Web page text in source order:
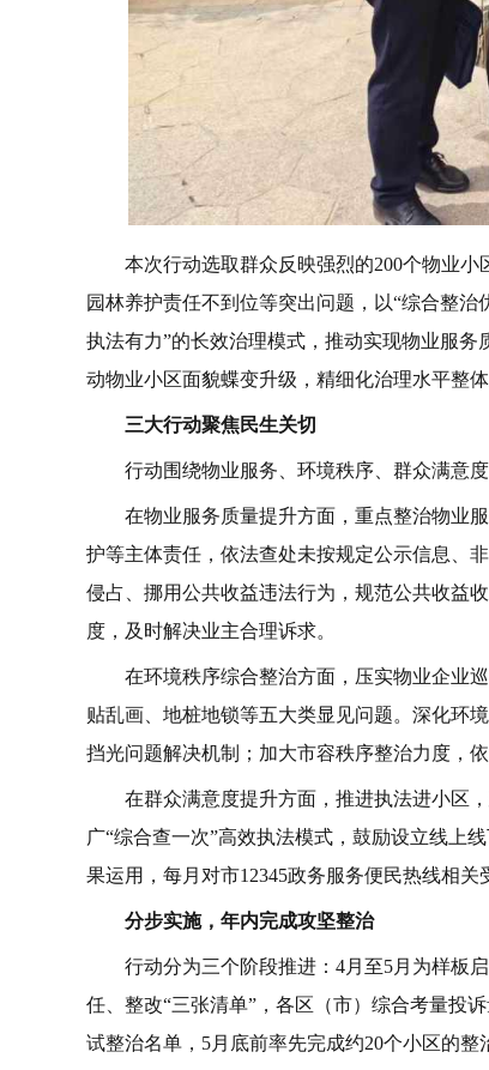
本次行动选取群众反映强烈的200个物业
园林养护责任不到位等突出问题，以“综合整治
执法有力”的长效治理模式，推动实现物业服
动物业小区面貌蝶变升级，精细化治理水平整体
三大行动聚焦民生关切
行动围绕物业服务、环境秩序、群众满意
在物业服务质量提升方面，重点整治物业
护等主体责任，依法查处未按规定公示信息、
侵占、挪用公共收益违法行为，规范公共收益
度，及时解决业主合理诉求。
在环境秩序综合整治方面，压实物业企业
贴乱画、地桩地锁等五大类显见问题。深化环
挡光问题解决机制；加大市容秩序整治力度，
在群众满意度提升方面，推进执法进小区
广“综合查一次”高效执法模式，鼓励设立线上
果运用，每月对市12345政务服务便民热线相关
分步实施，年内完成攻坚整治
行动分为三个阶段推进：4月至5月为样板
任、整改“三张清单”，各区（市）综合考量投
试整治名单，5月底前率先完成约20个小区的